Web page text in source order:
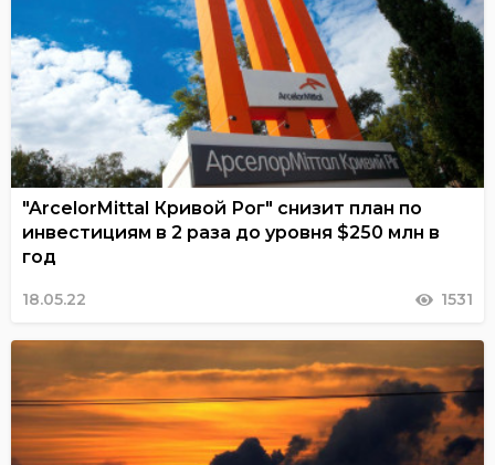
"ArcelorMittal Кривой Рог" снизит план по
инвестициям в 2 раза до уровня $250 млн в
год
18.05.22 1531